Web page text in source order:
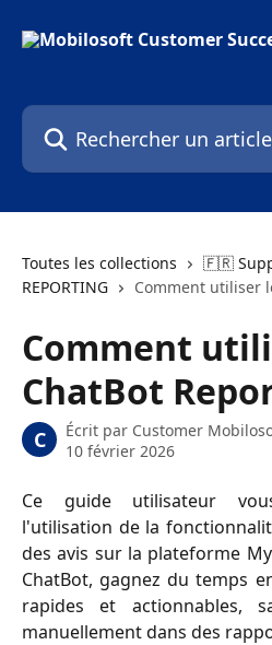
Rechercher un article...
Toutes les collections
🇫🇷
REPORTING
Comment utiliser
Comment
ChatBot
C Écrit par Customer
10 février 2026
Ce guide utilisateur
l'utilisation de la
des avis sur la plateforme
ChatBot, gagnez du temps
rapides et actionnables,
manuellement dans des